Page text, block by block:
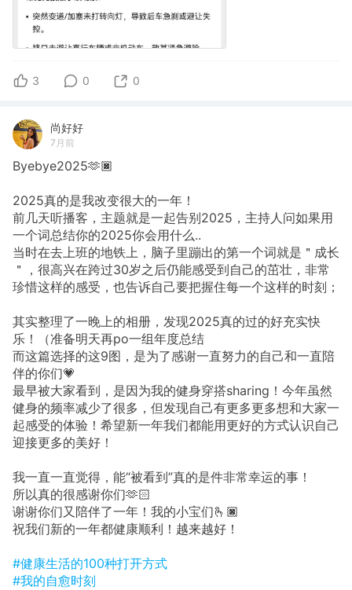
3 0 0
尚好好
7月前
Byebye2025🫶🏿
2025真的是我改变很大的一年！
前几天听播客，主题就是一起告别2025，主持人问如果用
一个词总结你的2025你会用什么..
当时在去上班的地铁上，脑子里蹦出的第一个词就是＂成长
＂，很高兴在跨过30岁之后仍能感受到自己的茁壮，非常
珍惜这样的感受，也告诉自己要把握住每一个这样的时刻；
其实整理了一晚上的相册，发现2025真的过的好充实快
乐！（准备明天再po一组年度总结
而这篇选择的这9图，是为了感谢一直努力的自己和一直陪
伴的你们💗
最早被大家看到，是因为我的健身穿搭sharing！今年虽然
健身的频率减少了很多，但发现自己有更多更多想和大家一
起感受的体验！希望新一年我们都能用更好的方式认识自己
迎接更多的美好！
我一直一直觉得，能“被看到”真的是件非常幸运的事！
所以真的很感谢你们🫶🏻
谢谢你们又陪伴了一年！我的小宝们🫰🏿
祝我们新的一年都健康顺利！越来越好！
#健康生活的100种打开方式
#我的自愈时刻